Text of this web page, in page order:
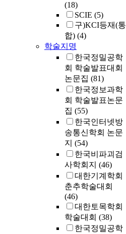
(18)
SCIE (5)
구)KCI등재(통
합) (4)
학술지명
한국정밀공학
회 학술발표대회
논문집 (81)
한국정보과학
회 학술발표논문
집 (55)
한국인터넷방
송통신학회 논문
지 (54)
한국비파괴검
사학회지 (46)
대한기계학회
춘추학술대회
(46)
대한토목학회
학술대회 (38)
한국정밀공학